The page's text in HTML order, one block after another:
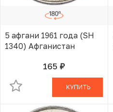
5 афгани 1961 года (SH
1340) Афганистан
165 руб.В КОРЗИНЕ
КУПИТЬ